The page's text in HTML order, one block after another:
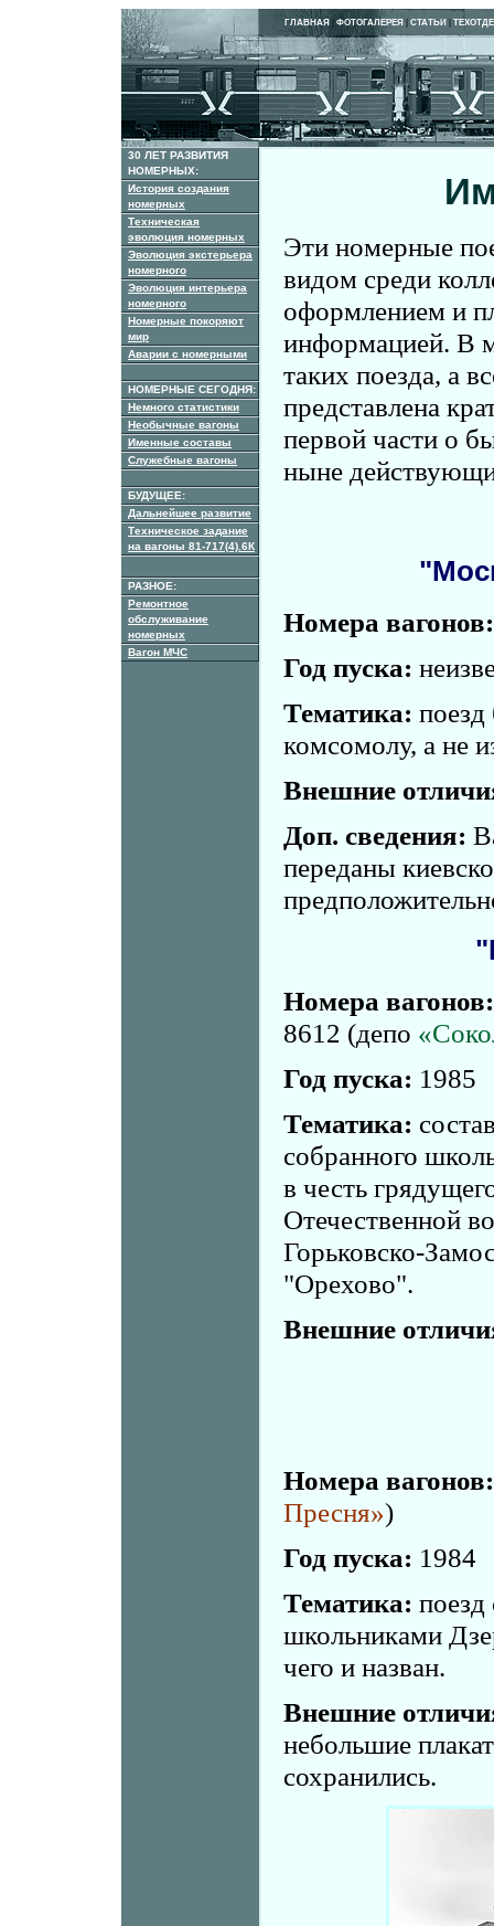
ГЛАВНАЯ ФОТОГАЛЕРЕЯ СТАТЬИ
30 ЛЕТ РАЗВИТИЯ
НОМЕРНЫХ:
История создания
номерных
Техническая
эволюция номерных
Эволюция экстерьера
номерного
Эволюция интерьера
номерного
Номерные покоряют
мир
Аварии с номерными
НОМЕРНЫЕ СЕГОДНЯ:
Немного статистики
Необычные вагоны
Именные составы
Служебные вагоны
БУДУЩЕЕ:
Дальнейшее развитие
Техническое задание
на вагоны 81-717(4).6К
РАЗНОЕ:
Ремонтное
обслуживание
номерных
Вагон МЧС
Эти номерные
видом среди
оформлением и
информацией. В
таких поезда, а
представлена
первой части о
ныне
Номера вагонов:
Год пуска:
Тематика:
комсомолу, а не
Внешние
Доп. сведения:
переданы
Номера вагонов:
8612 (депо
Год пуска: 1985
Тематика:
собранного
в честь
Отечественной
Горьковско-
"Орехово".
Внешние
Номера вагонов:
Пресня»)
Год пуска: 1984
Тематика: поезд
школьниками
чего и назван.
Внешние
небольшие
сохранились.